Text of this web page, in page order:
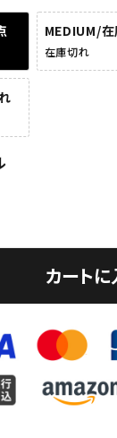
MEDIUM/
在庫切れ
カート